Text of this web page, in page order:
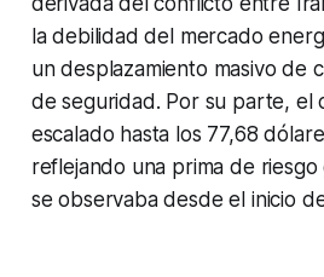
la debilidad del mercado
un desplazamiento masivo de
de seguridad. Por su parte, el
escalado hasta los 77,68
reflejando una prima de
se observaba desde el inicio